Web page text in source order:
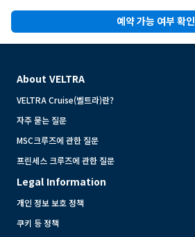
예약 가능 여부 확인
About VELTRA
VELTRA Cruise(벨트라)란?
자주 묻는 질문
MSC크루즈에 관한 질문
프린세스 크루즈에 관한 질문
Legal Information
개인 정보 보호 정책
쿠키 등 정책